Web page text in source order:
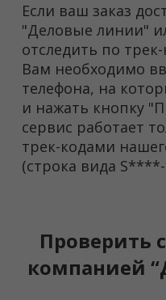
Если ваш заказ
"Деловые линии"
отследить по
Вам необходимо
телефона, на
и нажать кнопку
сервис работает
трек-кодами
(строка вида
Проверить
компанией